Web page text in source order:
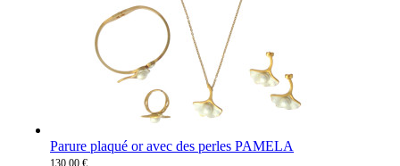
Parure plaqué or avec des perles PAMELA
130,00 €